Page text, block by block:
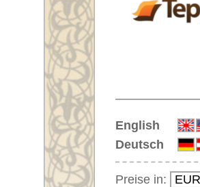
English
Deutsch
Preise in:
Maße anzeigen in:
Einloggen
Noch kein Kunden-
Login?